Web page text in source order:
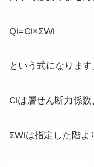
Qi=Ci×ΣWi
という式になります
Ciは層せん断力係数
ΣWiは指定した階よ